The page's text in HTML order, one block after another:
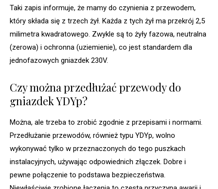
Taki zapis informuje, że mamy do czynienia z przewodem,
który składa się z trzech żył. Każda z tych żył ma przekrój 2,5
milimetra kwadratowego. Zwykle są to żyły fazowa, neutralna
(zerowa) i ochronna (uziemienie), co jest standardem dla
jednofazowych gniazdek 230V.
Czy można przedłużać przewody do
gniazdek YDYp?
Można, ale trzeba to zrobić zgodnie z przepisami i normami.
Przedłużanie przewodów, również typu YDYp, wolno
wykonywać tylko w przeznaczonych do tego puszkach
instalacyjnych, używając odpowiednich złączek. Dobre i
pewne połączenie to podstawa bezpieczeństwa.